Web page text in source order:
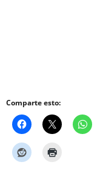
Comparte esto: